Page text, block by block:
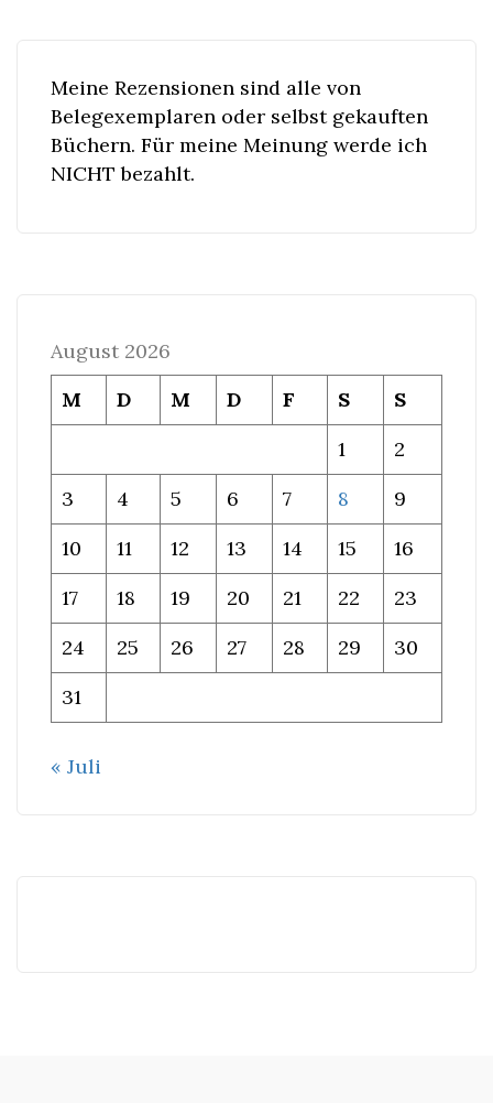
Meine Rezensionen sind alle von
Belegexemplaren oder selbst gekauften
Büchern. Für meine Meinung werde ich
NICHT bezahlt.
August 2026
M
D M D F S
S
1
2
3
4 5 6 7 8
9
10
11 12 13 14 15
16
17
18 19 20 21 22
23
24
25 26 27 28 29
30
31
« Juli